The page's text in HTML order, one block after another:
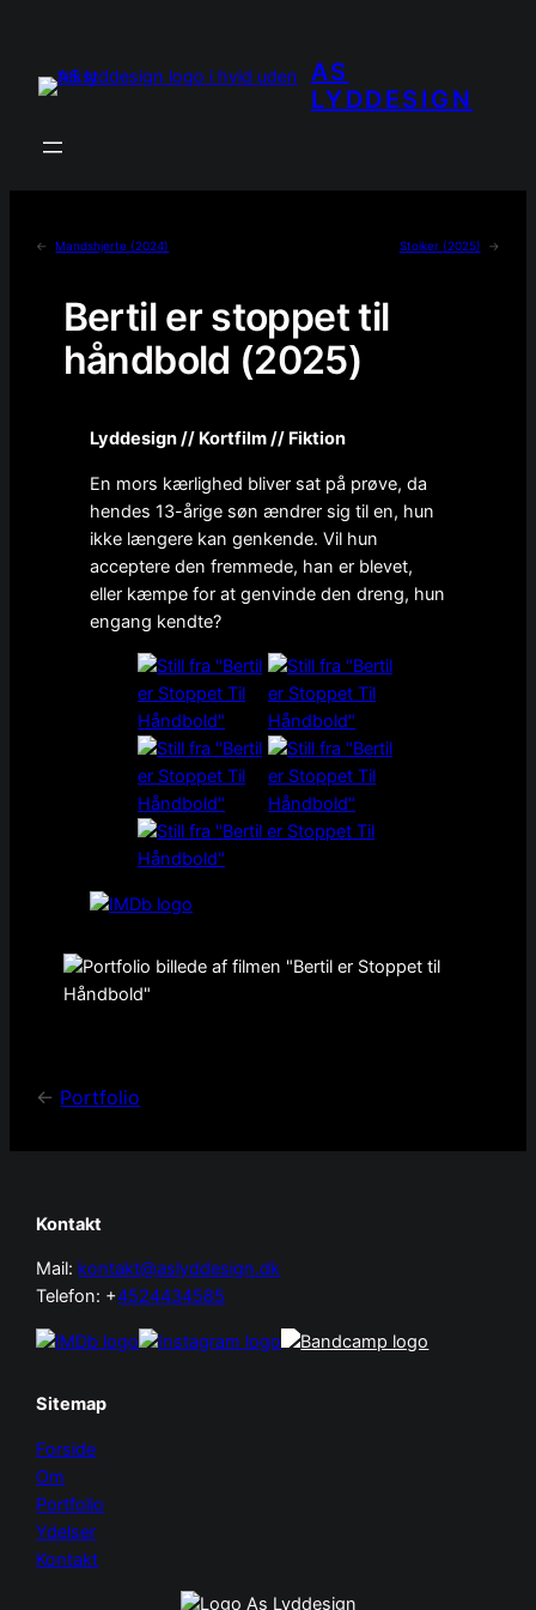
indhold
AS
LYDDESIGN
← Mandshjerte (2024) Stoiker (2025) →
Bertil er stoppet til
håndbold (2025)
Lyddesign // Kortfilm // Fiktion
En mors kærlighed bliver sat på prøve, da
hendes 13-årige søn ændrer sig til en, hun
ikke længere kan genkende. Vil hun
acceptere den fremmede, han er blevet,
eller kæmpe for at genvinde den dreng, hun
engang kendte?
<- Portfolio
Kontakt
Mail: kontakt@aslyddesign.dk
Telefon: +4524434585
Sitemap
Forside
Om
Portfolio
Ydelser
Kontakt